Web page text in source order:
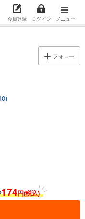
会員登録 ログイン メニュー
フォロー
174円(税込)